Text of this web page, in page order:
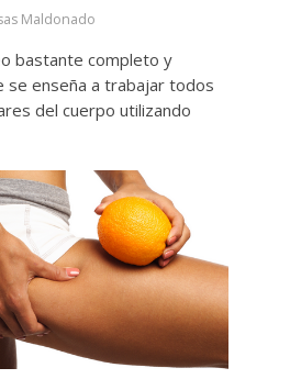
Maldonado
bastante completo y
se enseña a trabajar todos
del cuerpo utilizando